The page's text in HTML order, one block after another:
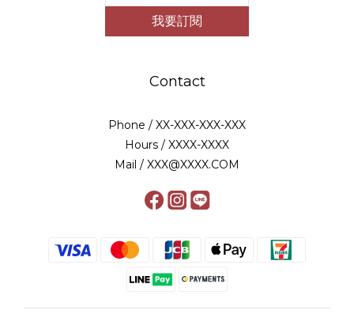
我要訂閱
Contact
Phone / XX-XXX-XXX-XXX
Hours / XXXX-XXXX
Mail / XXX@XXXX.COM